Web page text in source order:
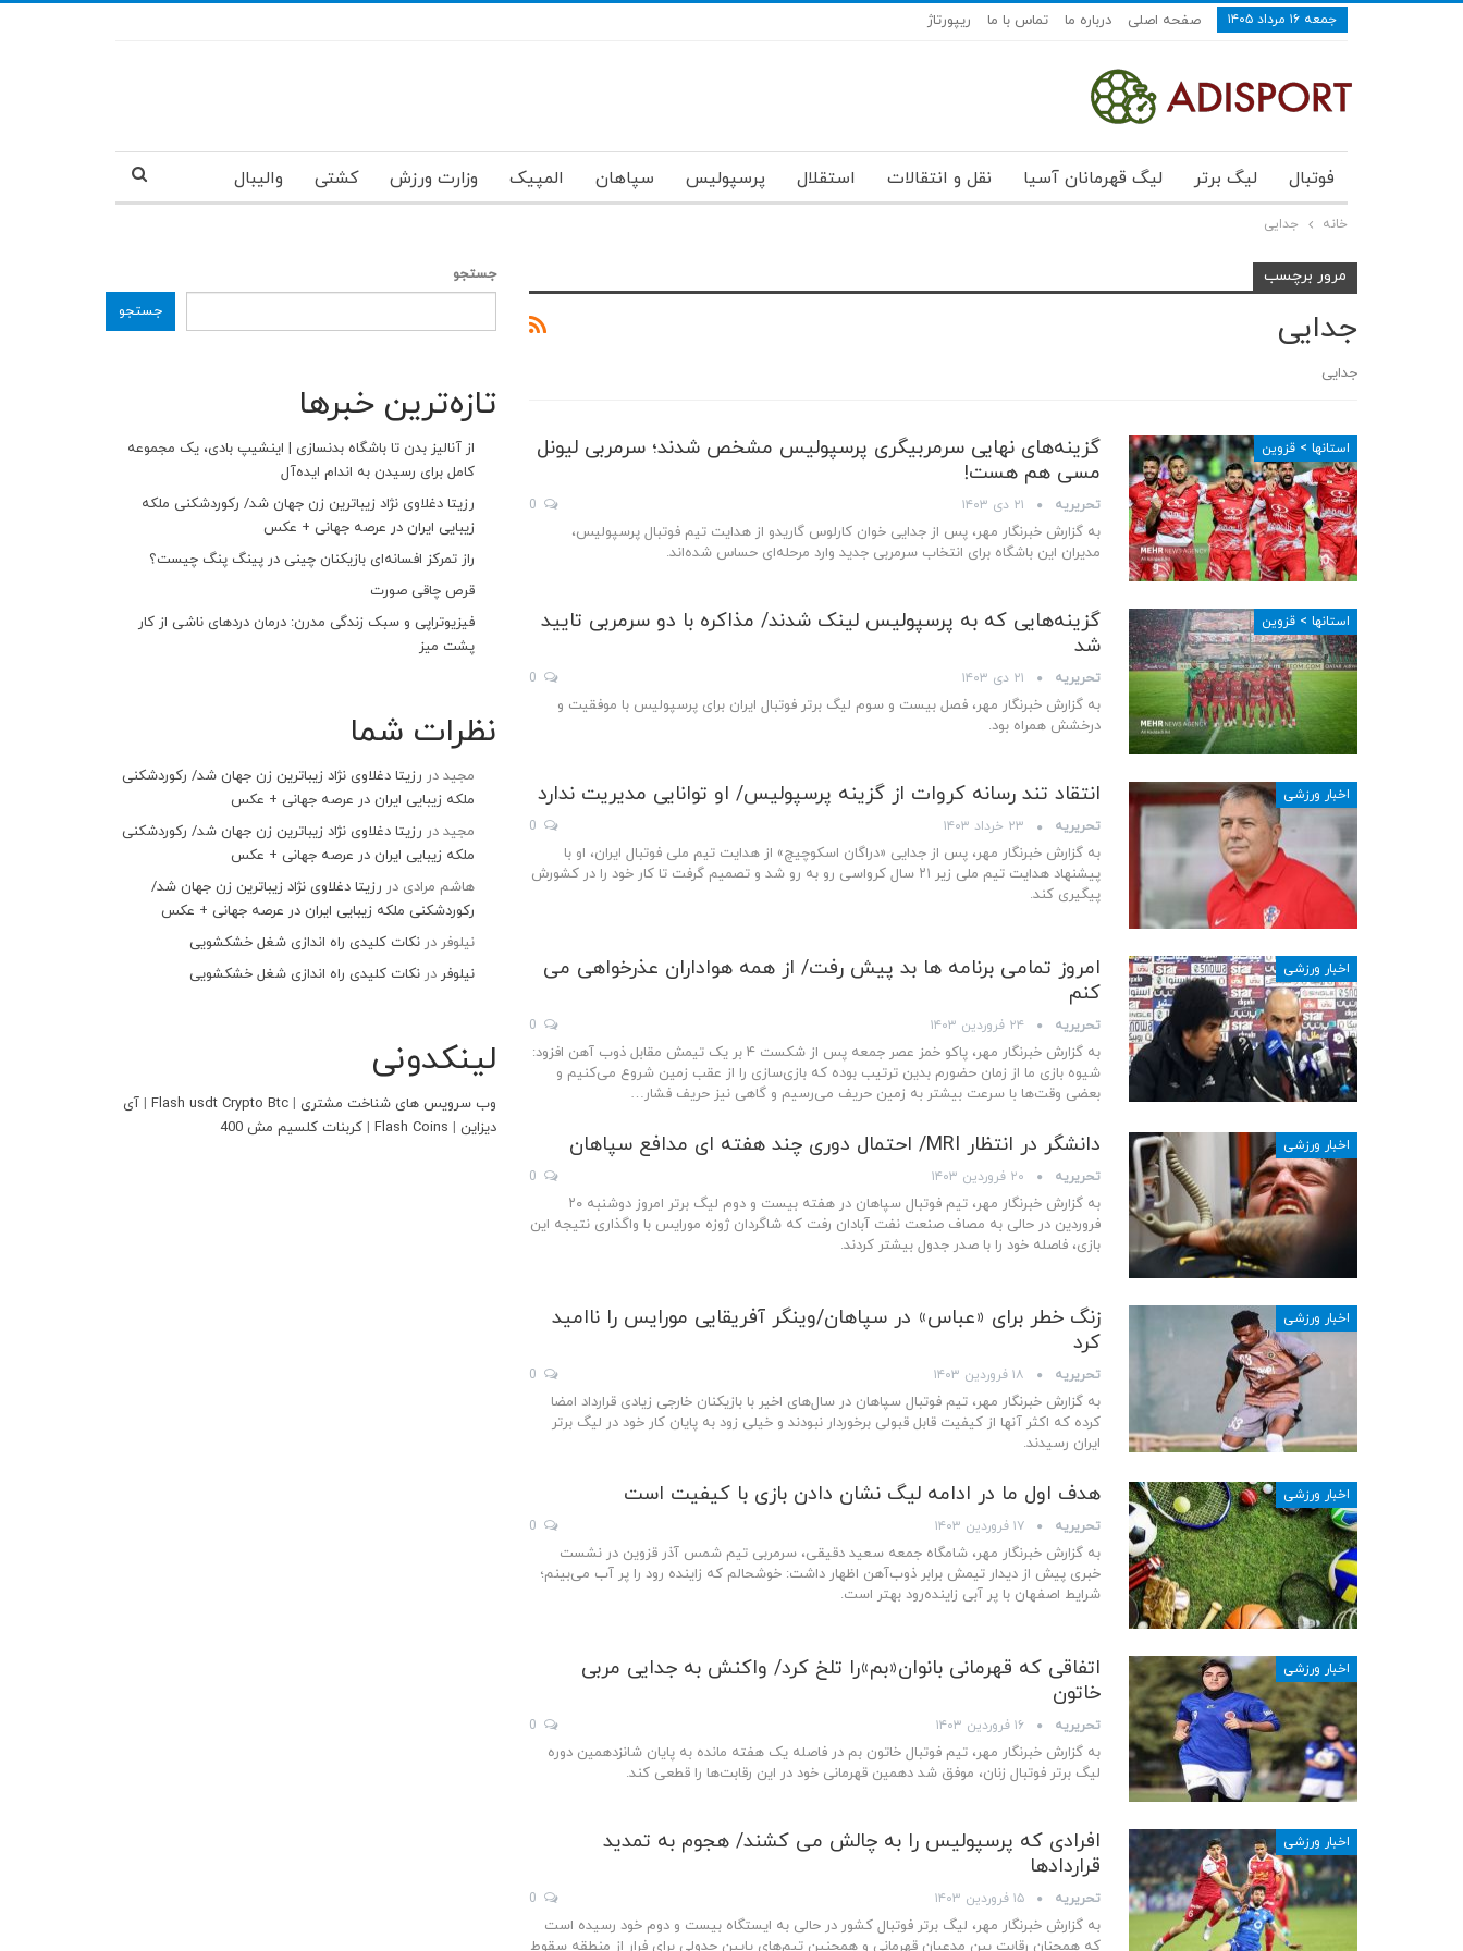
جمعه ۱۶ مرداد ۱۴۰۵ صفحه اصلی درباره ما تماس با ما ریپورتاژ
فوتبال لیگ برتر لیگ قهرمانان آسیا نقل و انتقالات استقلال پرسپولیس سپاهان المپیک وزارت ورزش کشتی والیبال
خانه جدایی
مرور برچسب
جدایی
جدایی
استانها > قزوین
گزینه‌های نهایی سرمربیگری پرسپولیس مشخص شدند؛ سرمربی لیونل
مسی هم هست!
تحریریه ۲۱ دی ۱۴۰۳
به گزارش خبرنگار مهر، پس از جدایی خوان کارلوس گاریدو از هدایت تیم فوتبال پرسپولیس،
مدیران این باشگاه برای انتخاب سرمربی جدید وارد مرحله‌ای حساس شده‌اند.
استانها > قزوین
گزینه‌هایی که به پرسپولیس لینک شدند/ مذاکره با دو سرمربی تایید
شد
تحریریه ۲۱ دی ۱۴۰۳
به گزارش خبرنگار مهر، فصل بیست و سوم لیگ برتر فوتبال ایران برای پرسپولیس با موفقیت و
درخشش همراه بود.
اخبار ورزشی انتقاد تند رسانه کروات از گزینه پرسپولیس/ او توانایی مدیریت ندارد
تحریریه ۲۳ خرداد ۱۴۰۳
به گزارش خبرنگار مهر، پس از جدایی «دراگان اسکوچیچ» از هدایت تیم ملی فوتبال ایران، او با
پیشنهاد هدایت تیم ملی زیر ۲۱ سال کرواسی رو به رو شد و تصمیم گرفت تا کار خود را در کشورش
پیگیری کند.
اخبار ورزشی
امروز تمامی برنامه ها بد پیش رفت/ از همه هواداران عذرخواهی می
کنم
تحریریه ۲۴ فروردین ۱۴۰۳
به گزارش خبرنگار مهر، پاکو خمز عصر جمعه پس از شکست ۴ بر یک تیمش مقابل ذوب آهن افزود:
شیوه بازی ما از زمان حضورم بدین ترتیب بوده که بازی‌سازی را از عقب زمین شروع می‌کنیم و
بعضی وقت‌ها با سرعت بیشتر به زمین حریف می‌رسیم و گاهی نیز حریف فشار…
اخبار ورزشی دانشگر در انتظار MRI/ احتمال دوری چند هفته ای مدافع سپاهان
تحریریه ۲۰ فروردین ۱۴۰۳
به گزارش خبرنگار مهر، تیم فوتبال سپاهان در هفته بیست و دوم لیگ برتر امروز دوشنبه ۲۰
فروردین در حالی به مصاف صنعت نفت آبادان رفت که شاگردان ژوزه مورایس با واگذاری نتیجه این
بازی، فاصله خود را با صدر جدول بیشتر کردند.
اخبار ورزشی
زنگ خطر برای «عباس» در سپاهان/وینگر آفریقایی مورایس را ناامید
کرد
تحریریه ۱۸ فروردین ۱۴۰۳
به گزارش خبرنگار مهر، تیم فوتبال سپاهان در سال‌های اخیر با بازیکنان خارجی زیادی قرارداد امضا
کرده که اکثر آنها از کیفیت قابل قبولی برخوردار نبودند و خیلی زود به پایان کار خود در لیگ برتر
ایران رسیدند.
اخبار ورزشی هدف اول ما در ادامه لیگ نشان دادن بازی با کیفیت است
تحریریه ۱۷ فروردین ۱۴۰۳
به گزارش خبرنگار مهر، شامگاه جمعه سعید دقیقی، سرمربی تیم شمس آذر قزوین در نشست
خبری پیش از دیدار تیمش برابر ذوب‌آهن اظهار داشت: خوشحالم که زاینده رود را پر آب می‌بینم؛
شرایط اصفهان با پر آبی زاینده‌رود بهتر است.
اخبار ورزشی
اتفاقی که قهرمانی بانوان«بم»را تلخ کرد/ واکنش به جدایی مربی
خاتون
تحریریه ۱۶ فروردین ۱۴۰۳
به گزارش خبرنگار مهر، تیم فوتبال خاتون بم در فاصله یک هفته مانده به پایان شانزدهمین دوره
لیگ برتر فوتبال زنان، موفق شد دهمین قهرمانی خود در این رقابت‌ها را قطعی کند.
اخبار ورزشی
افرادی که پرسپولیس را به چالش می کشند/ هجوم به تمدید
قراردادها
تحریریه ۱۵ فروردین ۱۴۰۳
به گزارش خبرنگار مهر، لیگ برتر فوتبال کشور در حالی به ایستگاه بیست و دوم خود رسیده است
که همچنان رقابت بین مدعیان قهرمانی و همچنین تیم‌های پایین جدولی برای فرار از منطقه سقوط
جستجو
جستجو
تازه‌ترین خبرها
از آنالیز بدن تا باشگاه بدنسازی | اینشیپ بادی، یک مجموعه
کامل برای رسیدن به اندام ایده‌آل
رزیتا دغلاوی نژاد زیباترین زن جهان شد/ رکوردشکنی ملکه
زیبایی ایران در عرصه جهانی + عکس
راز تمرکز افسانه‌ای بازیکنان چینی در پینگ پنگ چیست؟
قرص چاقی صورت
فیزیوتراپی و سبک زندگی مدرن: درمان دردهای ناشی از کار
پشت میز
نظرات شما
مجیددر رزیتا دغلاوی نژاد زیباترین زن جهان شد/ رکوردشکنی
ملکه زیبایی ایران در عرصه جهانی + عکس
مجیددر رزیتا دغلاوی نژاد زیباترین زن جهان شد/ رکوردشکنی
ملکه زیبایی ایران در عرصه جهانی + عکس
هاشم مرادی در رزیتا دغلاوی نژاد زیباترین زن جهان شد/
رکوردشکنی ملکه زیبایی ایران در عرصه جهانی + عکس
نیلوفر در نکات کلیدی راه اندازی شغل خشکشویی
نیلوفر در نکات کلیدی راه اندازی شغل خشکشویی
لینکدونی
وب سرویس های شناخت مشتری |
Flash usdt Crypto Btc
| آی
دیزاین|
Flash Coins
| کربنات کلسیم مش 400